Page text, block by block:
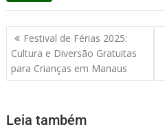
Festival de Férias 2025:
Cultura e Diversão Gratuitas
para Crianças em Manaus
Leia também